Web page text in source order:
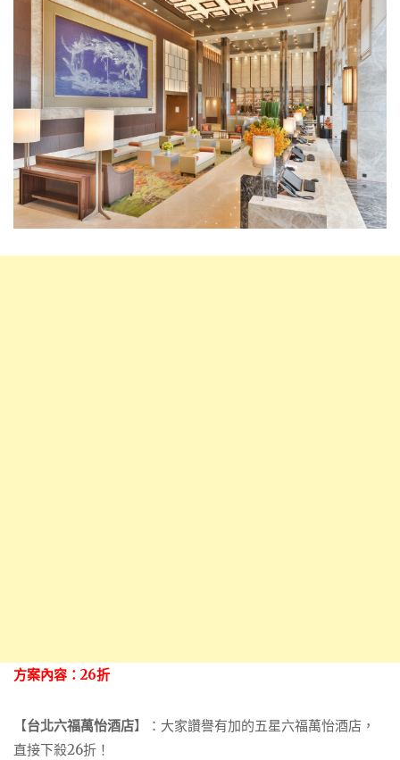
方案內容：26折
【台北六福萬怡酒店】：大家讚譽有加的五星六福萬怡酒店，
直接下殺26折！